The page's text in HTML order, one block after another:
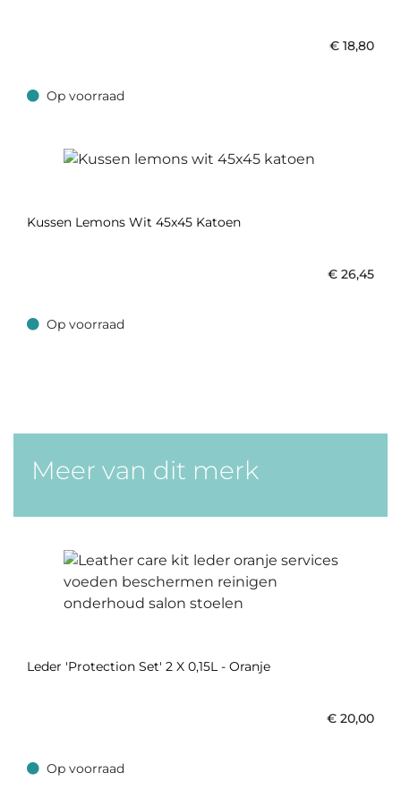
€ 18,80
Op voorraad
Op voorraad
Kussen Lemons Wit 45x45 Katoen
€ 26,45
Op voorraad
Op voorraad
Meer van dit merk
Leder 'Protection Set' 2 X 0,15L - Oranje
€ 20,00
Op voorraad
Op voorraad